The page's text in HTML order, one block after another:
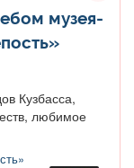
музея-
Кузбасса,
любимое